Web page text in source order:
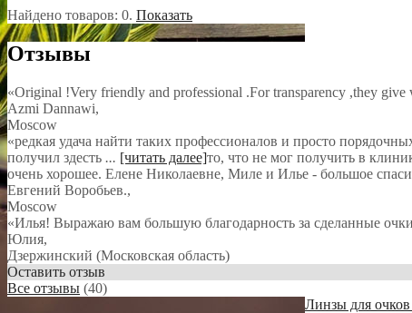
Найдено товаров: 0. Показать
Отзывы
«Original !Very friendly and professional .For transparency ,they
Azmi Dannawi,
Moscow
«редкая удача найти таких профессионалов и просто
получил здесть ... [читать далее]то, что не мог получить в
очень хорошее. Елене Николаевне, Миле и Илье - большое
Евгений Воробьев.,
Moscow
«Илья! Выражаю вам большую благодарность за сделанные
Юлия,
Дзержинский (Московская область)
Оставить отзыв
Все отзывы (40)
Линзы для